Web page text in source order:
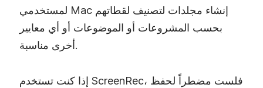
لمستخدمي Mac إنشاء مجلدات لتصنيف لقطاتهم
بحسب المشروعات أو الموضوعات أو أي معايير
أخرى مناسبة.
إذا كنت تستخدم ScreenRec، فلست مضطراً لحفظ